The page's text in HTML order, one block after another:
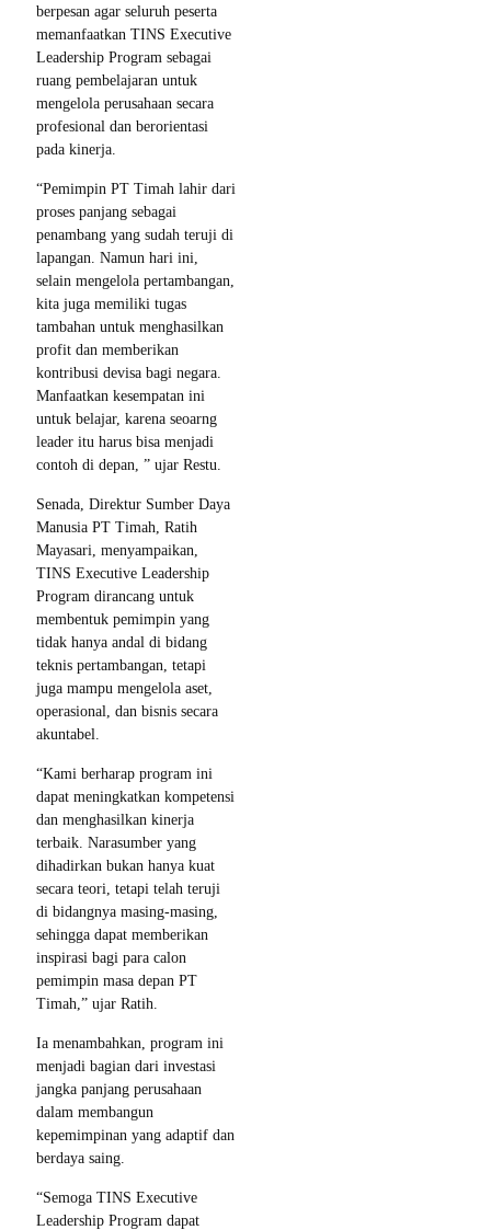
berpesan agar seluruh peserta
memanfaatkan TINS Executive
Leadership Program sebagai
ruang pembelajaran untuk
mengelola perusahaan secara
profesional dan berorientasi
pada kinerja.
“Pemimpin PT Timah lahir dari
proses panjang sebagai
penambang yang sudah teruji di
lapangan. Namun hari ini,
selain mengelola pertambangan,
kita juga memiliki tugas
tambahan untuk menghasilkan
profit dan memberikan
kontribusi devisa bagi negara.
Manfaatkan kesempatan ini
untuk belajar, karena seoarng
leader itu harus bisa menjadi
contoh di depan, ” ujar Restu.
Senada, Direktur Sumber Daya
Manusia PT Timah, Ratih
Mayasari, menyampaikan,
TINS Executive Leadership
Program dirancang untuk
membentuk pemimpin yang
tidak hanya andal di bidang
teknis pertambangan, tetapi
juga mampu mengelola aset,
operasional, dan bisnis secara
akuntabel.
“Kami berharap program ini
dapat meningkatkan kompetensi
dan menghasilkan kinerja
terbaik. Narasumber yang
dihadirkan bukan hanya kuat
secara teori, tetapi telah teruji
di bidangnya masing-masing,
sehingga dapat memberikan
inspirasi bagi para calon
pemimpin masa depan PT
Timah,” ujar Ratih.
Ia menambahkan, program ini
menjadi bagian dari investasi
jangka panjang perusahaan
dalam membangun
kepemimpinan yang adaptif dan
berdaya saing.
“Semoga TINS Executive
Leadership Program dapat